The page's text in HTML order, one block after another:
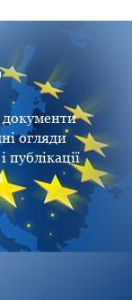
документи
огляди
публікації